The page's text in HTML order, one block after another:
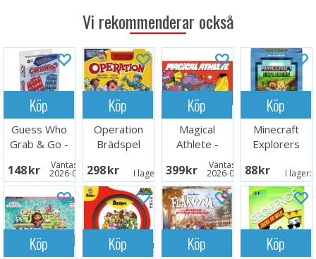
Vi rekommenderar också
Köp
Guess Who
Grab & Go -
Reseutgåva
148 SEK Väntas in:
2026-08-26
Köp
Operation
Brädspel
298 SEK I lager: 5
Köp
Magical
Athlete -
NORSK
399 SEK Väntas in:
2026-09-30
Köp
Minecraft
Explorers
88 SEK I lager:
Köp Köp Köp Köp